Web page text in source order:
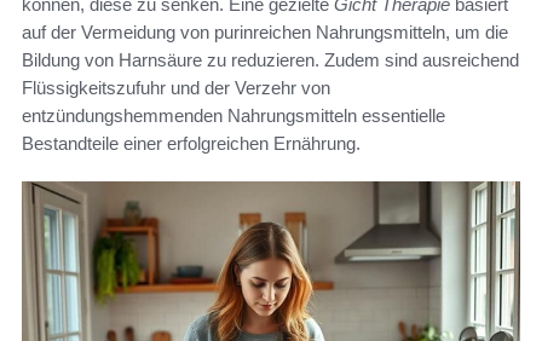
auf der Vermeidung von purinreichen Nahrungsmitteln, um die
Bildung von Harnsäure zu reduzieren. Zudem sind ausreichend
Flüssigkeitszufuhr und der Verzehr von
entzündungshemmenden Nahrungsmitteln essentielle
Bestandteile einer erfolgreichen Ernährung.